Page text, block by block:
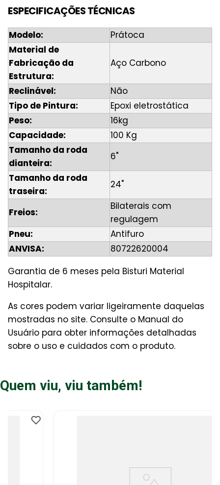
ESPECIFICAÇÕES TÉCNICAS
Modelo:
Prátoca
Material de
Fabricação da
Estrutura:
Aço Carbono
Reclinável:
Não
Tipo de Pintura:
Epoxi eletrostática
Peso:
16kg
Capacidade:
100 Kg
Tamanho da roda
dianteira:
6"
Tamanho da roda
traseira:
24"
Freios:
Bilaterais com
regulagem
Pneu:
Antifuro
ANVISA:
80722620004
Garantia de 6 meses pela Bisturi Material
Hospitalar.
As cores podem variar ligeiramente daquelas
mostradas no site. Consulte o Manual do
Usuário para obter informações detalhadas
sobre o uso e cuidados com o produto.
Quem viu, viu também!